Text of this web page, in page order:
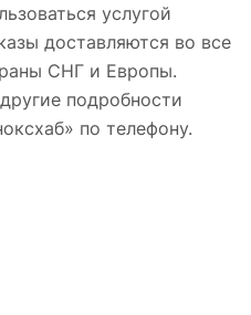
услугой
доставляются во все
СНГ и Европы.
подробности
по телефону.